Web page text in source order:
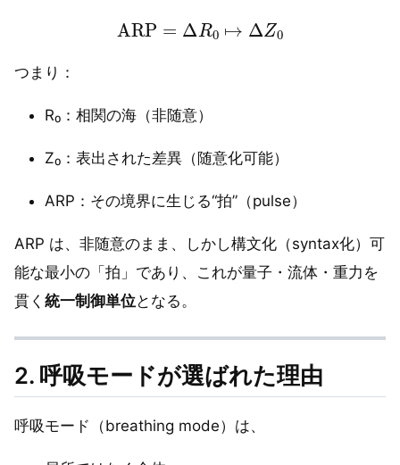
ARP ΔR0 ↦ Δ Z0
つまり：
R₀：相関の海（非随意）
Z₀：表出された差異（随意化可能）
ARP：その境界に生じる“拍”（pulse）
ARP は、非随意のまま、しかし構文化（syntax化）可
能な最小の「拍」であり、これが量子・流体・重力を
貫く 統一制御単位となる。
2. 呼吸モードが選ばれた理由
呼吸モード（breathing mode）は、